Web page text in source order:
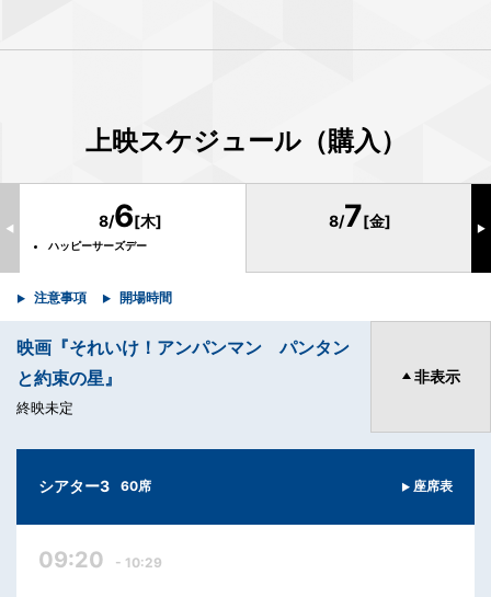
上映スケジュール（購入）
8/6[木]
ハッピーサーズデー
8/7[金]
◀ ▶
注意事項 開場時間
映画『それいけ！アンパンマン パンタン
と約束の星』
終映未定
非表示
シアター3 60席 座席表
09:20 - 10:29